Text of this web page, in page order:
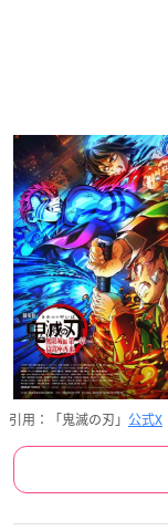
引用：「鬼滅の刃」 公式X